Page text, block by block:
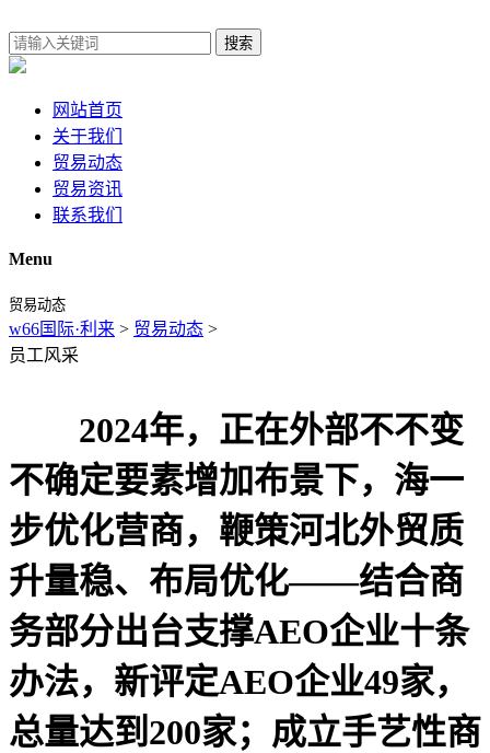
搜索
网站首页
关于我们
贸易动态
贸易资讯
联系我们
Menu
贸易动态
w66国际·利来 > 贸易动态 >
员工风采
2024年，正在外部不不变
不确定要素增加布景下，海一
步优化营商，鞭策河北外贸质
升量稳、布局优化——结合商
务部分出台支撑AEO企业十条
办法，新评定AEO企业49家，
总量达到200家；成立手艺性商